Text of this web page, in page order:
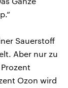
Sauerstoff
Aber nur zu
Ozon wird